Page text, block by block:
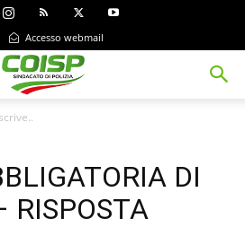
Accesso webmail
DI
RISPOSTA